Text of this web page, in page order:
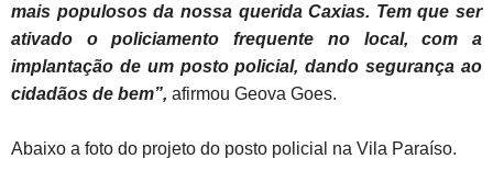
mais populosos da nossa querida Caxias. Tem que ser
ativado o policiamento frequente no local, com a
implantação de um posto policial, dando segurança ao
cidadãos de bem”, afirmou Geova Goes.
Abaixo a foto do projeto do posto policial na Vila Paraíso.